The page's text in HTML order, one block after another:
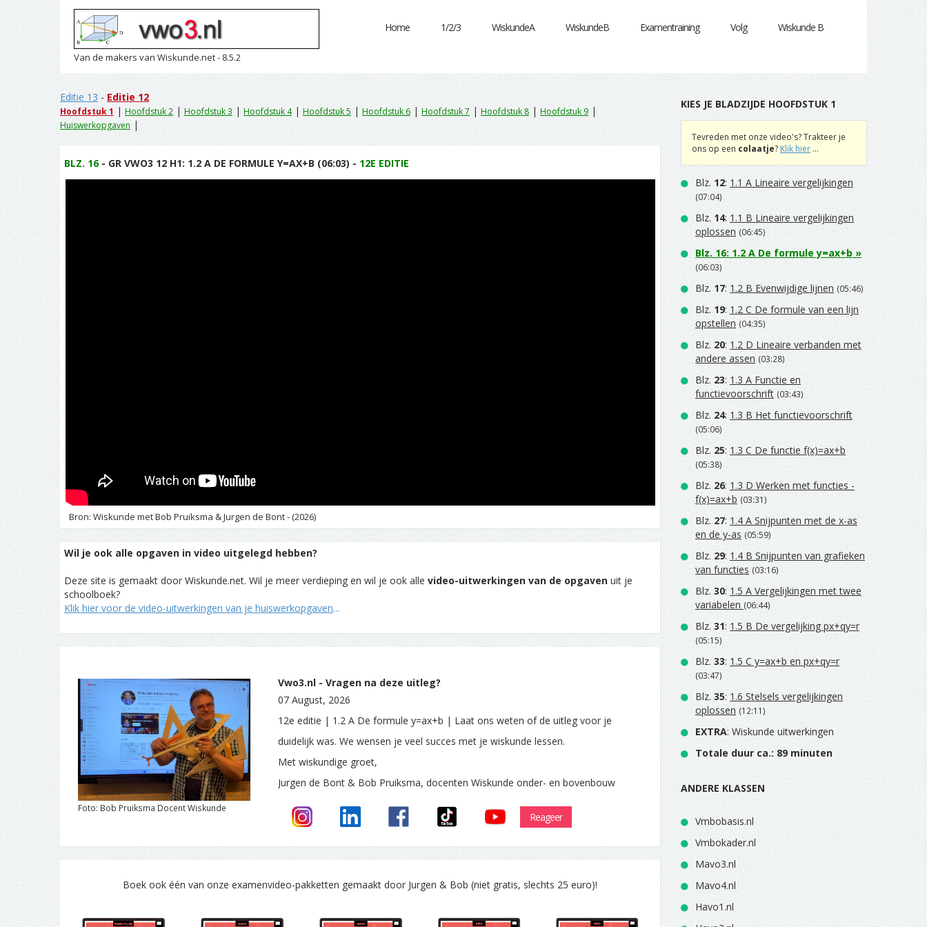
Van de makers van Wiskunde.net - 8.5.2
Home 1/2/3 WiskundeA WiskundeB Examentraining Volg Wiskunde B
Editie 13 - Editie 12
Hoofdstuk 1 | Hoofdstuk 2 | Hoofdstuk 3 | Hoofdstuk 4| Hoofdstuk 5 | Hoofdstuk 6 | Hoofdstuk 7 | Hoofdstuk 8 | Hoofdstuk 9 |
Huiswerkopgaven |
BLZ. 16- GR VWO3 12 H1: 1.2 A DE FORMULE Y=AX+B (06:03) - 12E EDITIE
Bron: Wiskunde met Bob Pruiksma & Jurgen de Bont - (2026)
Wil je ook alle opgaven in video uitgelegd hebben?
Deze site is gemaakt door Wiskunde.net. Wil je meer verdieping en wil je ook alle video-uitwerkingen van de opgaven uit je
schoolboek?
Klik hier voor de video-uitwerkingen van je huiswerkopgaven...
Foto: Bob Pruiksma Docent Wiskunde
Vwo3.nl - Vragen na deze uitleg?
07 August, 2026
12e editie | 1.2 A De formule y=ax+b | Laat ons weten of de uitleg voor je
duidelijk was. We wensen je veel succes met je wiskunde lessen.
Met wiskundige groet,
Jurgen de Bont & Bob Pruiksma, docenten Wiskunde onder- en bovenbouw
Reageer
Boek ook één van onze examenvideo-pakketten gemaakt door Jurgen & Bob (niet gratis, slechts 25 euro)!
KIES JE BLADZIJDE HOOFDSTUK 1
Tevreden met onze video's? Trakteer je
ons op een colaatje? Klik hier ...
Blz. 12: 1.1 A Lineaire vergelijkingen
(07:04)
Blz. 14: 1.1 B Lineaire vergelijkingen
oplossen (06:45)
Blz. 16: 1.2 A De formule y=ax+b »
(06:03)
Blz. 17: 1.2 B Evenwijdige lijnen (05:46)
Blz. 19: 1.2 C De formule van een lijn
opstellen (04:35)
Blz. 20: 1.2 D Lineaire verbanden met
andere assen (03:28)
Blz. 23: 1.3 A Functie en
functievoorschrift (03:43)
Blz. 24: 1.3 B Het functievoorschrift
(05:06)
Blz. 25: 1.3 C De functie f(x)=ax+b
(05:38)
Blz. 26: 1.3 D Werken met functies -
f(x)=ax+b (03:31)
Blz. 27: 1.4 A Snijpunten met de x-as
en de y-as (05:59)
Blz. 29: 1.4 B Snijpunten van grafieken
van functies (03:16)
Blz. 30: 1.5 A Vergelijkingen met twee
variabelen (06:44)
Blz. 31: 1.5 B De vergelijking px+qy=r
(05:15)
Blz. 33: 1.5 C y=ax+b en px+qy=r
(03:47)
Blz. 35: 1.6 Stelsels vergelijkingen
oplossen (12:11)
EXTRA: Wiskunde uitwerkingen
Totale duur ca.: 89 minuten
ANDERE KLASSEN
Vmbobasis.nl
Vmbokader.nl
Mavo3.nl
Mavo4.nl
Havo1.nl